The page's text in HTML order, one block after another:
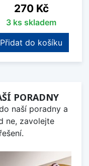
Cena
270 Kč
3 ks skladem
Přidat do košíku
PORADNY
naší poradny a
ne, zavolejte